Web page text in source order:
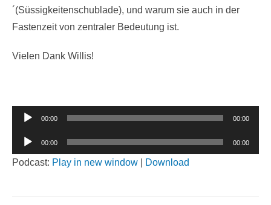
´(Süssigkeitenschublade), und warum sie auch in der
Fastenzeit von zentraler Bedeutung ist.
Vielen Dank Willis!
Audio-
00:00 00:00
Audio-
Player
00:00 00:00
Podcast: Play in new window Download